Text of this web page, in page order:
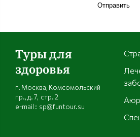
Отправить
Туры для
здоровья
г. Москва, Комсомольский
пр., д. 7, стр. 2
e-mail : sp@funtour.su